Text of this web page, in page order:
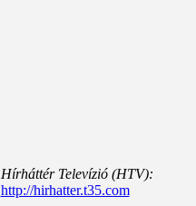
Hírháttér Televízió (HTV):
http://hirhatter.t35.com